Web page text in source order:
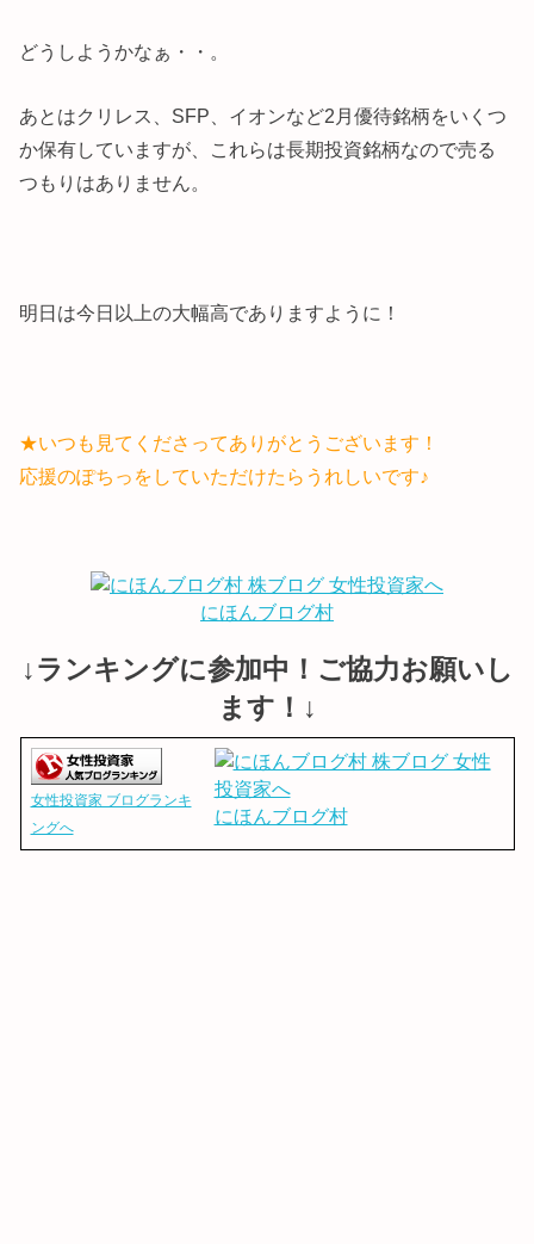
どうしようかなぁ・・。
あとはクリレス、SFP、イオンなど2月優待銘柄をいくつ
か保有していますが、これらは長期投資銘柄なので売る
つもりはありません。
明日は今日以上の大幅高でありますように！
★いつも見てくださってありがとうございます！
応援のぽちっをしていただけたらうれしいです♪
にほんブログ村
↓ランキングに参加中！ご協力お願いし
ます！↓
女性投資家 ブログランキ
ングへ
にほんブログ村